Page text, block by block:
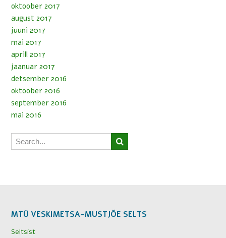
oktoober 2017
august 2017
juuni 2017
mai 2017
aprill 2017
jaanuar 2017
detsember 2016
oktoober 2016
september 2016
mai 2016
MTÜ VESKIMETSA-MUSTJÕE SELTS
Seltsist